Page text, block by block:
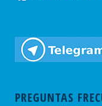
PREGUNTAS